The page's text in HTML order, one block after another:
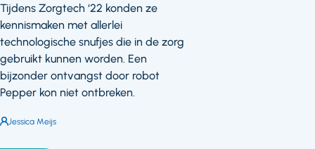
Tijdens Zorgtech ‘22 konden ze
kennismaken met allerlei
technologische snufjes die in de zorg
gebruikt kunnen worden. Een
bijzonder ontvangst door robot
Pepper kon niet ontbreken.
Auteur:
Jessica Meijs